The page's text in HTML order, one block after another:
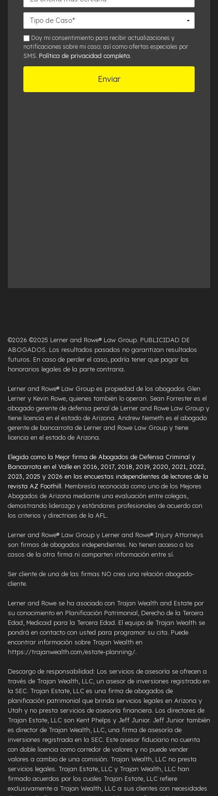
oficina
más
cercana*
Detalles
del
Caso*
smsDoy mi consentimiento para recibir actualizaciones y
notificaciones sobre mi caso; así como ofertas especiales por
SMS. Política de privacidad completa.
©2026 ©2025 Lerner and Rowe® Law Group. PUBLICIDAD DE
ABOGADOS. Los resultados pasados ​​no garantizan resultados
futuros. En caso de perder el caso, podría tener que pagar los
honorarios legales de la parte contraria.
Lerner and Rowe® Law Group es propiedad de los abogados Glen
Lerner y Kevin Rowe, quienes también lo operan. Sean Forrester es el
abogado gerente de defensa penal de Lerner and Rowe Law Group y
tiene licencia en el estado de Arizona. Andrew Nemeth es el abogado
gerente de bancarrota de Lerner and Rowe Law Group y tiene
licencia en el estado de Arizona.
Elegida como la Mejor firma de Abogados de Defensa Criminal y
Bancarrota en el Valle en 2016, 2017, 2018, 2019, 2020, 2021, 2022,
2023, 2025 y 2026 en las encuestas independientes de lectores de la
revista AZ Foothill. Membresía reconocida como uno de los Mejores
Abogados de Arizona mediante una evaluación entre colegas,
demostrando liderazgo y estándares profesionales de acuerdo con
los criterios y directrices de la AFL.
Lerner and Rowe® Law Group y Lerner and Rowe® Injury Attorneys
son firmas de abogados independientes. No tienen acceso a los
casos de la otra firma ni comparten información entre sí.
Ser cliente de una de las firmas NO crea una relación abogado-
cliente.
Lerner and Rowe se ha asociado con Trajan Wealth and Estate por
su conocimiento en Planificación Patrimonial, Derecho de la Tercera
Edad, Medicaid para la Tercera Edad. El equipo de Trajan Wealth se
pondrá en contacto con usted para programar su cita. Puede
encontrar información sobre Trajan Wealth en
https://trajanwealth.com/estate-planning/.
Descargo de responsabilidad: Los servicios de asesoría se ofrecen a
través de Trajan Wealth, LLC, un asesor de inversiones registrado en
la SEC. Trajan Estate, LLC es una firma de abogados de
planificación patrimonial que brinda servicios legales en Arizona y
Utah y no presta servicios de asesoría financiera. Los directores de
Trajan Estate, LLC son Kent Phelps y Jeff Junior. Jeff Junior también
es director de Trajan Wealth, LLC, una firma de asesoría de
inversiones registrada en la SEC. Este asesor fiduciario no cuenta
con doble licencia como corredor de valores y no puede vender
valores a cambio de una comisión. Trajan Wealth, LLC no presta
servicios legales. Trajan Estate, LLC y Trajan Wealth, LLC han
firmado acuerdos por los cuales Trajan Estate, LLC refiere
exclusivamente a Trajan Wealth, LLC a sus clientes con necesidades